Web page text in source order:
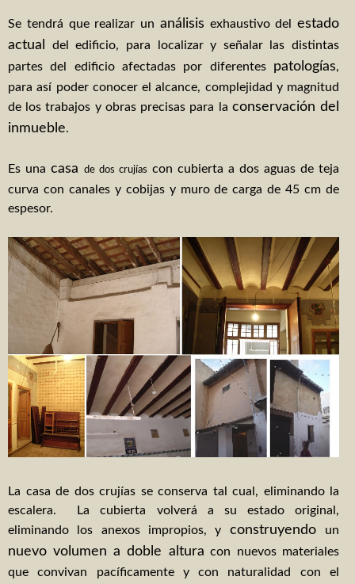
Adosados Les Barraques
8 adosados
2 adosados en Vilallonga
3 adosados en Castellonet
Edificio de oficinas
Se tendrá que realizar un análisis exhaustivo del estado
actual
del edificio, para localizar y señalar las distintas
partes del edificio afectadas por diferentes patologías,
para así poder conocer el alcance, complejidad y magnitud
de los trabajos y obras precisas para la conservación del
inmueble.
Es una casa de dos crujías con cubierta a dos aguas de teja
curva con canales y cobijas y muro de carga de 45 cm de
espesor.
La casa de dos crujías se conserva tal cual, eliminando la
escalera. La cubierta volverá a su estado original,
eliminando los anexos impropios, y construyendo un
nuevo volumen a doble altura con nuevos materiales
que convivan pacíficamente y con naturalidad con el